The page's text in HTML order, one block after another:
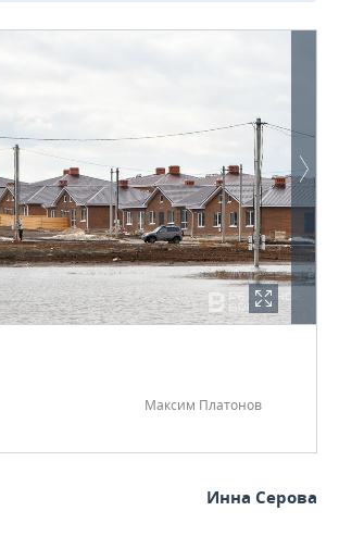
Максим Платонов
Инна Серова